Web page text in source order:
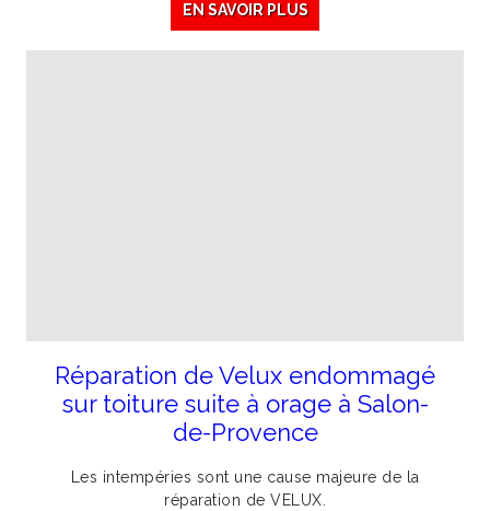
EN SAVOIR PLUS
Réparation de Velux endommagé
sur toiture suite à orage à Salon-
de-Provence
Les intempéries sont une cause majeure de la
réparation de VELUX.